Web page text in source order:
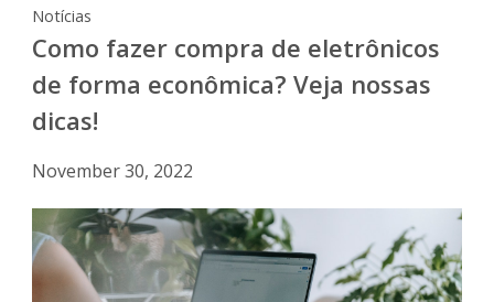
Notícias
Como fazer compra de eletrônicos
de forma econômica? Veja nossas
dicas!
November 30, 2022